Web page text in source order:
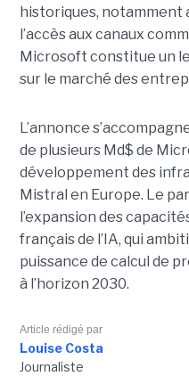
historiques, notamment
l’accès aux canaux
Microsoft constitue un
sur le marché des
L’annonce
de plusieurs Md$ de
développement des
Mistral en Europe. Le
l’expansion des
français de l’IA, qui
puissance de calcul de
à l’horizon 2030.
Article rédigé par
Louise Costa
Journaliste